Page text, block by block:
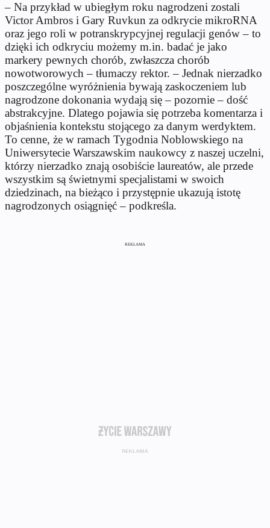
– Na przykład w ubiegłym roku nagrodzeni zostali
Victor Ambros i Gary Ruvkun za odkrycie mikroRNA
oraz jego roli w potranskrypcyjnej regulacji genów – to
dzięki ich odkryciu możemy m.in. badać je jako
markery pewnych chorób, zwłaszcza chorób
nowotworowych – tłumaczy rektor. – Jednak nierzadko
poszczególne wyróżnienia bywają zaskoczeniem lub
nagrodzone dokonania wydają się – pozornie – dość
abstrakcyjne. Dlatego pojawia się potrzeba komentarza i
objaśnienia kontekstu stojącego za danym werdyktem.
To cenne, że w ramach Tygodnia Noblowskiego na
Uniwersytecie Warszawskim naukowcy z naszej uczelni,
którzy nierzadko znają osobiście laureatów, ale przede
wszystkim są świetnymi specjalistami w swoich
dziedzinach, na bieżąco i przystępnie ukazują istotę
nagrodzonych osiągnięć – podkreśla.
REKLAMA